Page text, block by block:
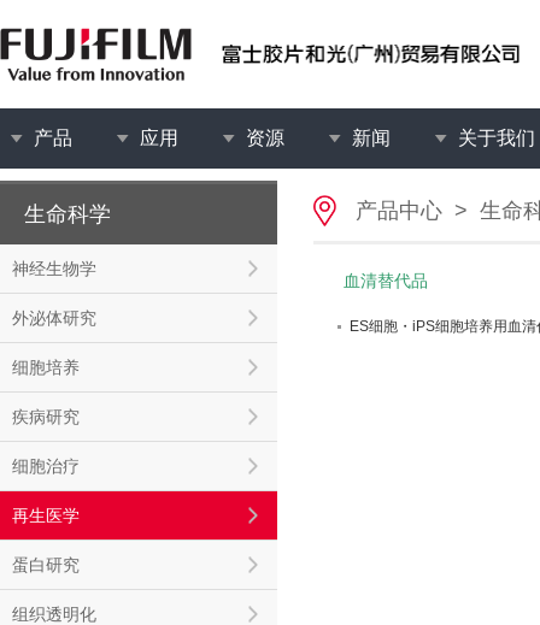
产品 应用 资源 新闻 关于我们
生命科学
神经生物学
外泌体研究
细胞培养
疾病研究
细胞治疗
再生医学
蛋白研究
组织透明化
产品中心 > 生命
血清替代品
ES细胞・iPS细胞培养用血